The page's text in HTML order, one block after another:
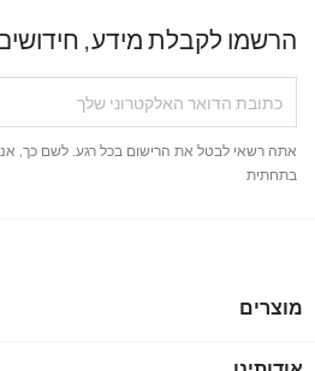
הרשמו לקבלת מידע,
אתה רשאי לבטל את הרישום בכל רגע. לשם כך,
בתחתית
מוצרים